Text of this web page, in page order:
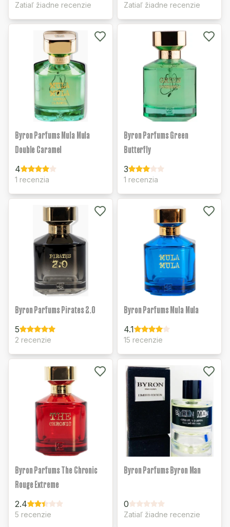
Zatiaľ žiadne recenzie Zatiaľ žiadne recenzie
Byron Parfums Mula Mula
Double Caramel
4
1 recenzia
Byron Parfums Green
Butterfly
3
1 recenzia
Byron Parfums Pirates 2.0
5
2 recenzie
Byron Parfums Mula Mula
4.1
15 recenzie
Byron Parfums The Chronic
Rouge Extreme
2.4
5 recenzie
Byron Parfums Byron Man
0
Zatiaľ žiadne recenzie